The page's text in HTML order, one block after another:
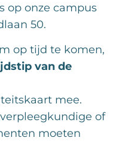
op onze campus
50.
op tijd te komen,
van de
mee.
of
moeten